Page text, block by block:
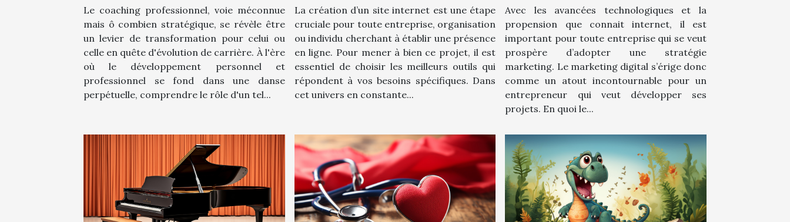
Le coaching professionnel, voie méconnue
mais ô combien stratégique, se révèle être
un levier de transformation pour celui ou
celle en quête d'évolution de carrière. À l'ère
où le développement personnel et
professionnel se fond dans une danse
perpétuelle, comprendre le rôle d'un tel...
La création d’un site internet est une étape
cruciale pour toute entreprise, organisation
ou individu cherchant à établir une présence
en ligne. Pour mener à bien ce projet, il est
essentiel de choisir les meilleurs outils qui
répondent à vos besoins spécifiques. Dans
cet univers en constante...
Avec les avancées technologiques et la
propension que connait internet, il est
important pour toute entreprise qui se veut
prospère d’adopter une stratégie
marketing. Le marketing digital s’érige donc
comme un atout incontournable pour un
entrepreneur qui veut développer ses
projets. En quoi le...